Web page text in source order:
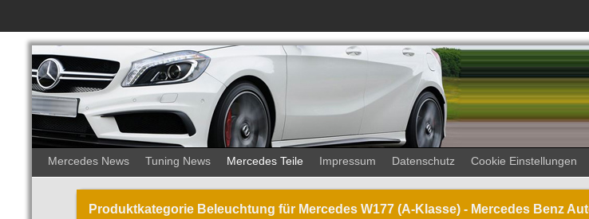
Mercedes News Tuning News Mercedes Teile Impressum Datenschutz Cookie Einstellungen
Produktkategorie Beleuchtung für Mercedes W177 (A-Klasse) - Mercedes Benz